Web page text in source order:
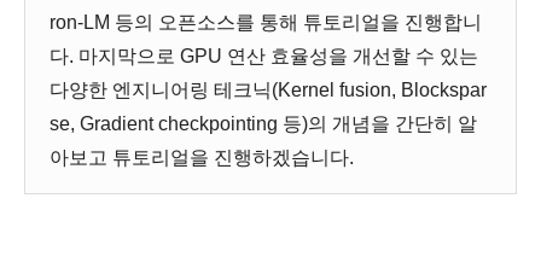
ron-LM 등의 오픈소스를 통해 튜토리얼을 진행합니
다. 마지막으로 GPU 연산 효율성을 개선할 수 있는
다양한 엔지니어링 테크닉(Kernel fusion, Blockspar
se, Gradient checkpointing 등)의 개념을 간단히 알
아보고 튜토리얼을 진행하겠습니다.